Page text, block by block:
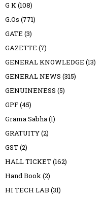
G K(108)
G.Os (771)
GATE (3)
GAZETTE (7)
GENERAL KNOWLEDGE (13)
GENERAL NEWS (315)
GENUINENESS (5)
GPF(45)
Grama Sabha(1)
GRATUITY(2)
GST(2)
HALL TICKET(162)
Hand Book(2)
HI TECH LAB (31)